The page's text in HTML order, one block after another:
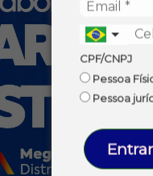
CPF/CNPJ
Pessoa
Pessoa